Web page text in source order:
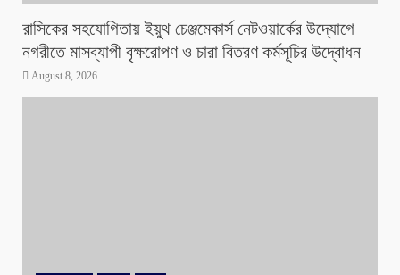
রাসিকের সহযোগিতায় ইয়ুথ চেঞ্জমেকার্স নেটওয়ার্কের উদ্যোগে
নগরীতে মাসব্যাপী বৃক্ষরোপণ ও চারা বিতরণ কর্মসূচির উদ্বোধন
August 8, 2026